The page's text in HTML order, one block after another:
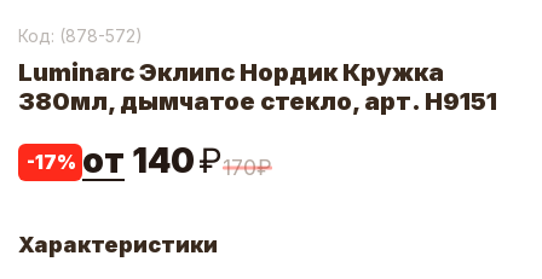
Код: (878-572)
Luminarc Эклипс Нордик Кружка
380мл, дымчатое стекло, арт. H9151
-17% от 140₽170₽
Характеристики